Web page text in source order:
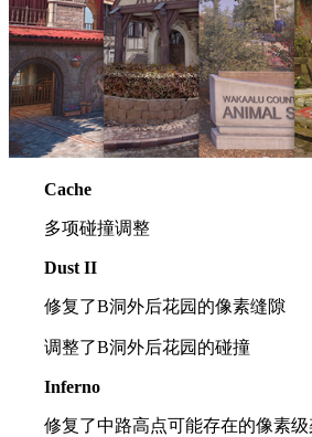
Cache
多项碰撞调整
Dust II
修复了B洞外后花园的像素缝隙
调整了B洞外后花园的碰撞
Inferno
修复了中路高点可能存在的像素级